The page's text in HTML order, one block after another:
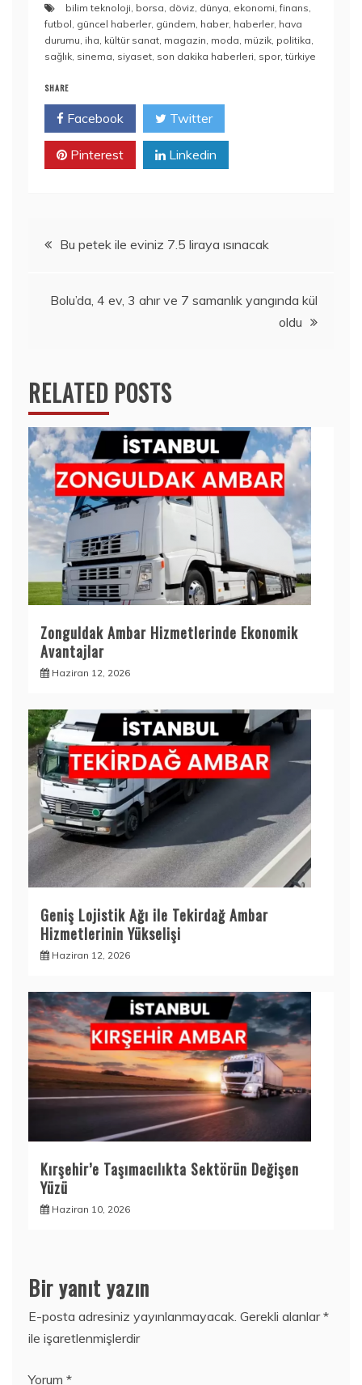
bilim teknoloji, borsa, döviz, dünya, ekonomi,finans,
futbol, güncel haberler, gündem, haber, haberler, hava
durumu, iha, kültür sanat, magazin, moda, müzik, politika,
sağlık, sinema, siyaset, son dakika haberleri, spor,türkiye
SHARE
Facebook Twitter
Pinterest Linkedin
YazıBu petek ile eviniz 7.5 liraya ısınacak
Bolu’da, 4 ev, 3 ahır ve 7 samanlık yangında kül
oldu
RELATED POSTS
Zonguldak Ambar Hizmetlerinde Ekonomik
Avantajlar
Haziran 12, 2026
Geniş Lojistik Ağı ile Tekirdağ Ambar
Hizmetlerinin Yükselişi
Haziran 12, 2026
Kırşehir’e Taşımacılıkta Sektörün Değişen
Yüzü
Haziran 10, 2026
Bir yanıt yazın
E-posta adresiniz yayınlanmayacak. Gerekli alanlar*
ile işaretlenmişlerdir
Yorum *